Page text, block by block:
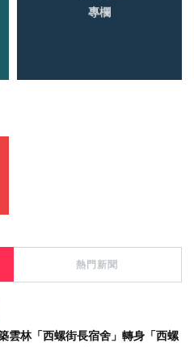
專欄
熱門新聞
雲林「西螺街長宿舍」轉身「西螺